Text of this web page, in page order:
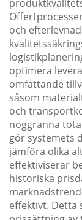
och
optimera
omfattande
såsom
och
noggranna
gör systemets
jämföra olika
effektiviserar
historiska
effektivt. Detta